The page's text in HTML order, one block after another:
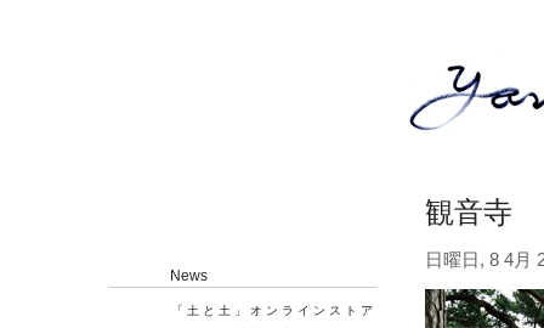
観音寺
日曜日, 8 4月
News
「土と土」オンラインストア